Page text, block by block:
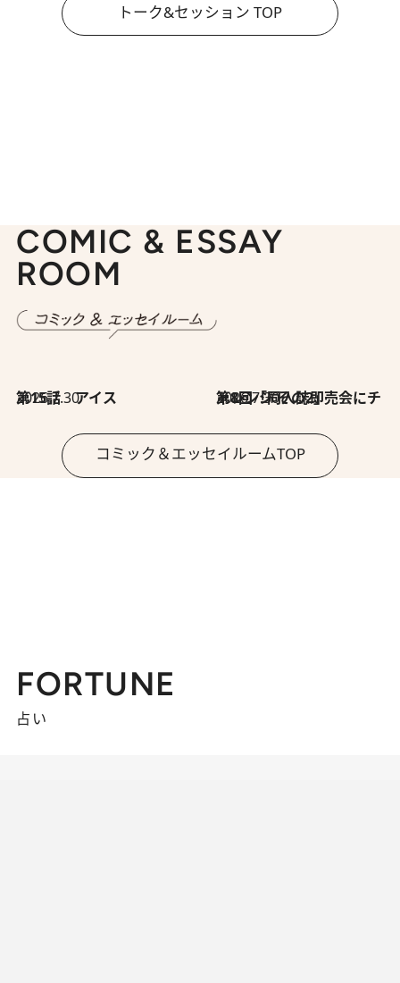
トーク&セッション TOP
COMIC & ESSAY
ROOM
2026.7.30
第15話 アイス 2026.7.30
第8回「同人誌即売会にチャレンジ その2」
コミック＆エッセイルームTOP
FORTUNE
占い